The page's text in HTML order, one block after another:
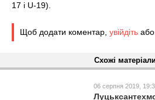
17 і U-19).
Щоб додати коментар, увійдіть або
Схожі матеріали
06 серпня 2019,